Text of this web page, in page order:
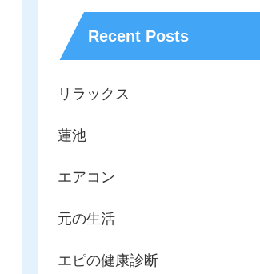
Recent Posts
リラックス
蓮池
エアコン
元の生活
エピの健康診断